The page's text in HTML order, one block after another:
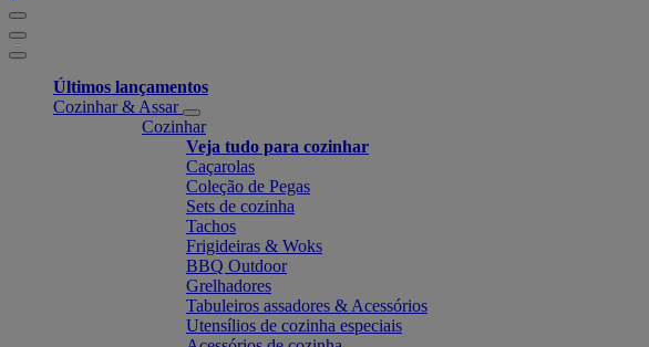
Últimos lançamentos
Cozinhar & Assar
Cozinhar
Veja tudo para cozinhar
Caçarolas
Coleção de Pegas
Sets de cozinha
Tachos
Frigideiras & Woks
BBQ Outdoor
Grelhadores
Tabuleiros assadores & Acessórios
Utensílios de cozinha especiais